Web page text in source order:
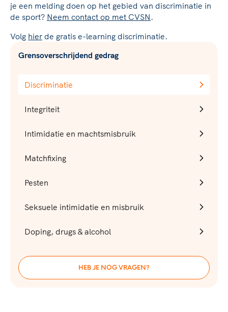
Grensoverschrijdend gedrag
Discriminatie
Integriteit
Intimidatie en machtsmisbruik
Matchfixing
Pesten
Seksuele intimidatie en misbruik
Doping, drugs & alcohol
HEB JE NOG VRAGEN?
je een melding doen op het gebied van discriminatie in
de sport? Neem contact op met CVSN .
Volg hier de gratis e-learning discriminatie.